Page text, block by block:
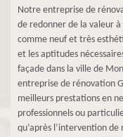
Notre entreprise de
de redonner de la valeur
comme neuf et très
et les aptitudes
façade dans la ville de
entreprise de rénovation
meilleurs prestations en
professionnels ou
qu’après l’intervention